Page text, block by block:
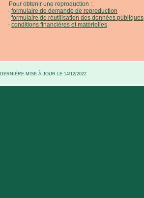
Pour obtenir une reproduction :
formulaire de demande de reproduction
formulaire de réutilisation des données publiques
conditions financières et matérielles
DERNIÈRE MISE À JOUR LE 14/12/2022